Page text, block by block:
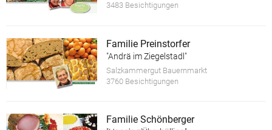
3483 Besichtigungen
Familie Preinstorfer
"Andrä im Ziegelstadl"
Salzkammergut Bauernmarkt
3760 Besichtigungen
Familie Schönberger